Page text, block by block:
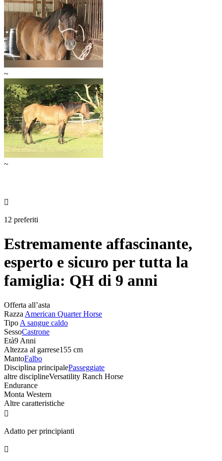
~
~

12 preferiti
Estremamente affascinante,
esperto e sicuro per tutta la
famiglia: QH di 9 anni
Offerta all’asta
Razza American Quarter Horse
Tipo A sangue caldo
SessoCastrone
Età9 Anni
Altezza al garrese155 cm
MantoFalbo
Disciplina principalePasseggiate
altre disciplineVersatility Ranch Horse
Endurance
Monta Western
Altre caratteristiche

Adatto per principianti
